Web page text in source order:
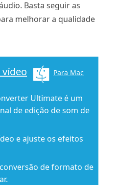
Basta seguir as
melhorar a qualidade
Para Mac
Ultimate é um
de edição de som de
e ajuste os efeitos
de formato de